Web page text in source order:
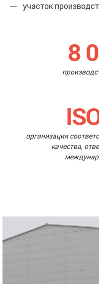
участок
8
организация
качества,